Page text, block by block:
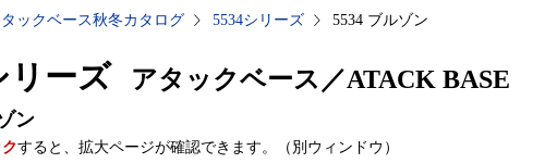
ックベース秋冬カタログ 5534シリーズ 5534 ブルゾン
リーズ アタックベース／ATACK BASE
ン
すると、拡大ページが確認できます。（別ウィンドウ）